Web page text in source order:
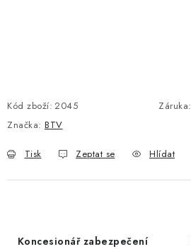
Kód zboží: 2045 Záruka:
Značka: BTV
Tisk Zeptat se Hlídat
Koncesionář zabezpečení